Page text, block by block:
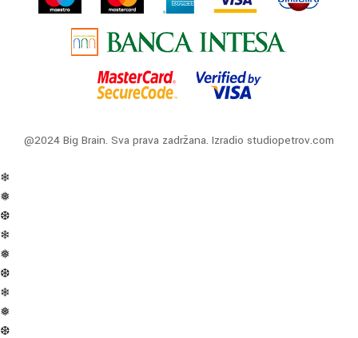
@2024 Big Brain. Sva prava zadržana. Izradio studiopetrov.com
❄
❅
❆
❄
❅
❆
❄
❅
❆